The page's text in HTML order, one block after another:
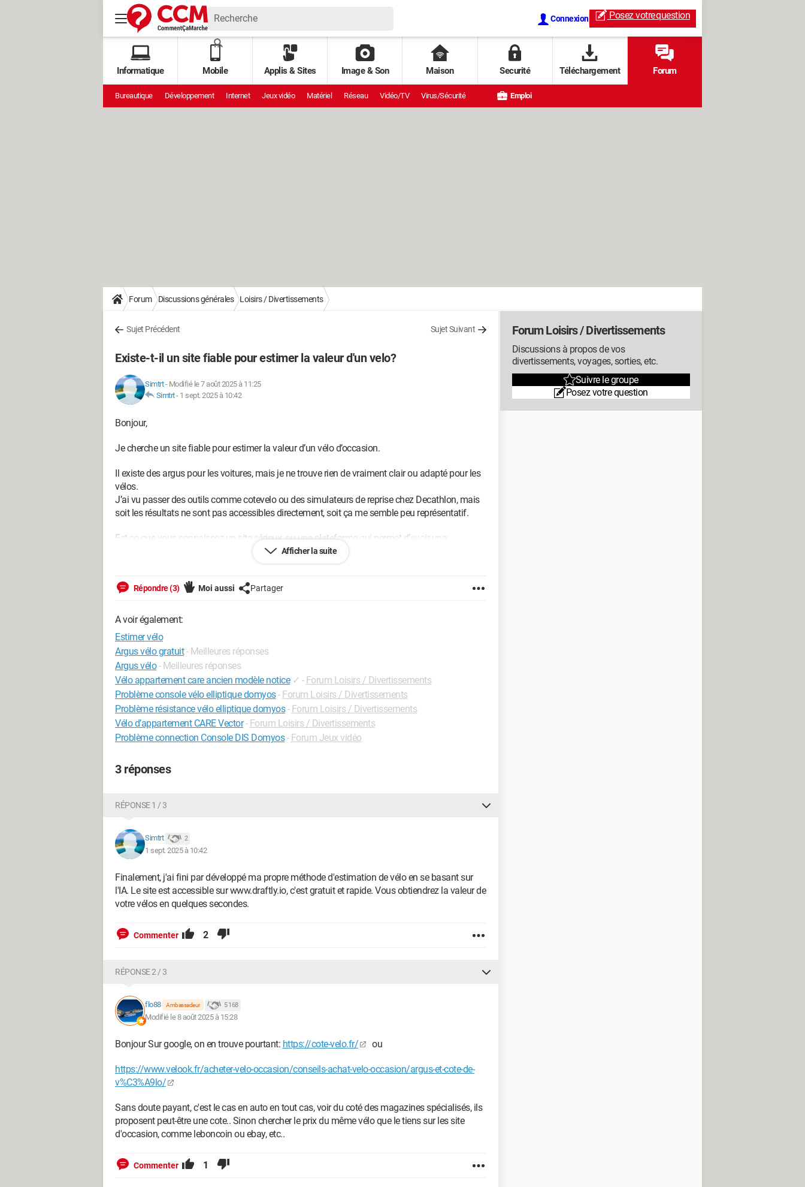
Connexion Posez votrequestion
Informatique Mobile Applis & Sites Image & Son Maison Securité Téléchargement Forum
Bureautique Développement Internet Jeux vidéo Matériel Réseau Vidéo/TV Virus/Sécurité Emploi
Forum Discussions générales Loisirs / Divertissements
Sujet Précédent Sujet Suivant
Existe-t-il un site fiable pour estimer la valeur d'un velo?
Simtrt- Modifié le 7 août 2025 à 11:25
Simtrt- 1 sept. 2025 à 10:42
Bonjour,
Je cherche un site fiable pour estimer la valeur d’un vélo d’occasion.
Il existe des argus pour les voitures, mais je ne trouve rien de vraiment clair ou adapté pour les
vélos.
J’ai vu passer des outils comme cotevelo ou des simulateurs de reprise chez Decathlon, mais
soit les résultats ne sont pas accessibles directement, soit ça me semble peu représentatif.
Est-ce que vous connaissez un site sérieux, ou une plateforme qui permet d’avoir une
estimation réaliste, comme pour un téléphone, une voiture, ou autre bien d’occasion ?
Windows / Chrome 138.0.0.0
Afficher la suite
Répondre (3) Moi aussi Partager
A voir également:
Estimer vélo
Argus vélo gratuit - Meilleures réponses
Argus vélo - Meilleures réponses
Vélo appartement care ancien modèle notice ✓ - Forum Loisirs / Divertissements
Problème console vélo elliptique domyos- Forum Loisirs / Divertissements
Problème résistance vélo elliptique domyos - Forum Loisirs / Divertissements
Vélo d’appartement CARE Vector - Forum Loisirs / Divertissements
Problème connection Console DIS Domyos - Forum Jeux vidéo
3 réponses
RÉPONSE 1 / 3
Simtrt 2
1 sept. 2025 à 10:42
Finalement, j'ai fini par développé ma propre méthode d'estimation de vélo en se basant sur
l'IA. Le site est accessible sur www.draftly.io, c'est gratuit et rapide. Vous obtiendrez la valeur de
votre vélos en quelques secondes.
Commenter 2
RÉPONSE 2 / 3
flo88 Ambassadeur 5 168
Modifié le 8 août 2025 à 15:28
Bonjour Sur google, on en trouve pourtant: https://cote-velo.fr/ ou
https://www.velook.fr/acheter-velo-occasion/conseils-achat-velo-occasion/argus-et-cote-de-
v%C3%A9lo/
Sans doute payant, c'est le cas en auto en tout cas, voir du coté des magazines spécialisés, ils
proposent peut-être une cote.. Sinon chercher le prix du même vélo que le tiens sur les site
d'occasion, comme leboncoin ou ebay, etc..
Commenter 1
Forum Loisirs / Divertissements
Discussions à propos de vos
divertissements, voyages, sorties, etc.
Suivre le groupe
Posez votre question